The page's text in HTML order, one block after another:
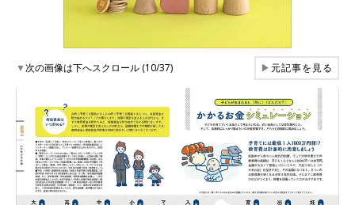
▼次の画像は下へスクロール (10/37) ▶元記事を見る